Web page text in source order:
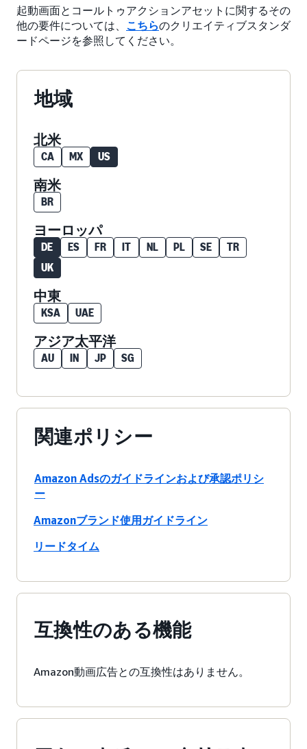
起動画面とコールトゥアクションアセットに関するその
他の要件については、 こちらのクリエイティブスタンダ
ードページを参照してください。
地域
北米
CA MX US
南米
BR
ヨーロッパ
DE ES FR IT NL PL SE
TR
UK
中東
KSA UAE
アジア太平洋
AU IN JP SG
関連ポリシー
Amazon Adsのガイドラインおよび承認ポリシ
ー
Amazonブランド使用ガイドライン
リードタイム
互換性のある機能
Amazon動画広告との互換性はありません。